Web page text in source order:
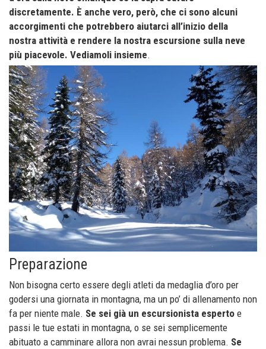
discretamente. È anche vero, però, che ci sono alcuni
accorgimenti che potrebbero aiutarci all’inizio della
nostra attività e rendere la nostra escursione sulla neve
più piacevole. Vediamoli insieme.
Preparazione
Non bisogna certo essere degli atleti da medaglia d’oro per
godersi una giornata in montagna, ma un po’ di allenamento non
fa per niente male. Se sei già un escursionista esperto e
passi le tue estati in montagna, o se sei semplicemente
abituato a camminare allora non avrai nessun problema. Se